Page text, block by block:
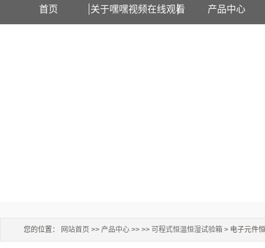
首页 关于嘿嘿视频在线观看 产品中心
您的位置： 网站首页 >> 产品中心 >> >> 可程式恒温恒湿试验箱 > 电子元件